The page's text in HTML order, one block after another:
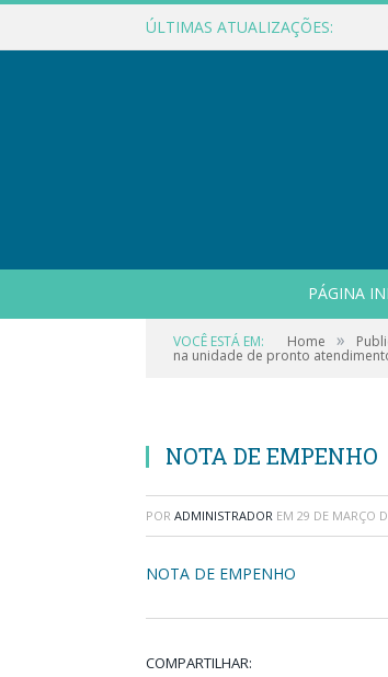
ÚLTIMAS ATUALIZAÇÕES:
PÁGINA
VOCÊ ESTÁ EM: Home »
na unidade de pronto
NOTA DE EMPENHO
POR ADMINISTRADOR EM 29 DE MARÇO
NOTA DE EMPENHO
COMPARTILHAR: